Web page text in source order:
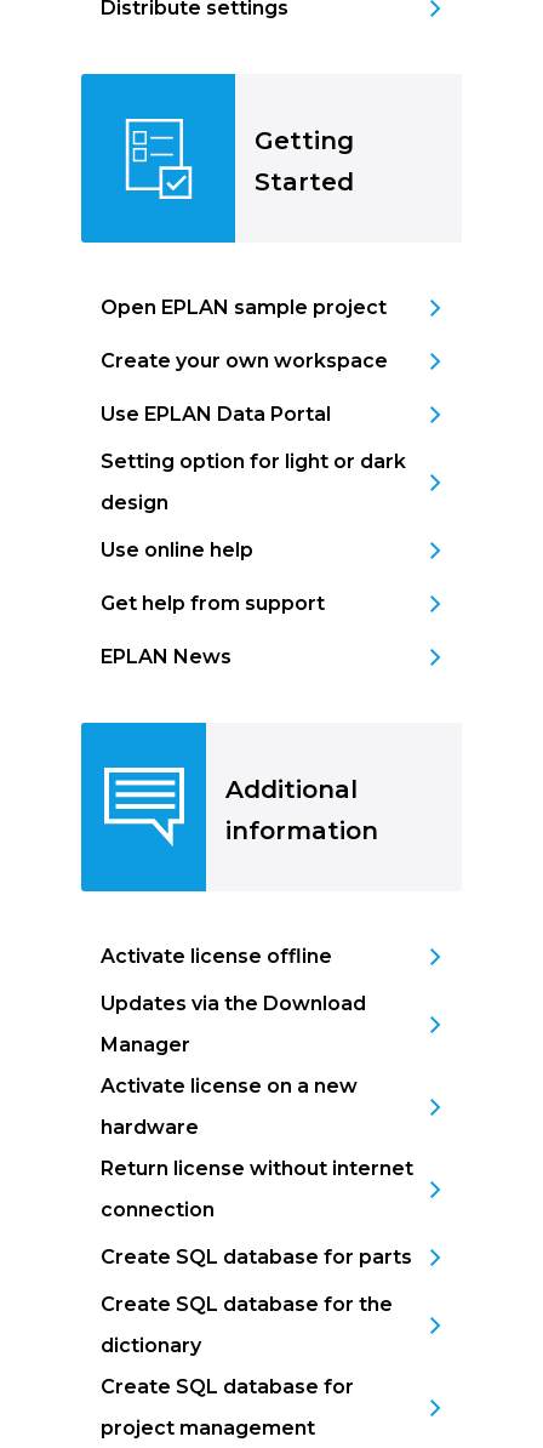
Distribute settings
Getting
Started
Open EPLAN sample project
Create your own workspace
Use EPLAN Data Portal
Setting option for light or dark
design
Use online help
Get help from support
EPLAN News
Additional
information
Activate license offline
Updates via the Download
Manager
Activate license on a new
hardware
Return license without internet
connection
Create SQL database for parts
Create SQL database for the
dictionary
Create SQL database for
project management